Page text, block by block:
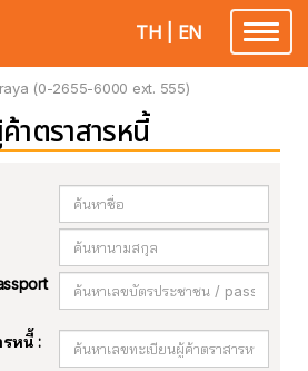
Toggle
TH EN
(0-2655-6000 ext. 555)
าตราสารหนี้
รหนี้ :